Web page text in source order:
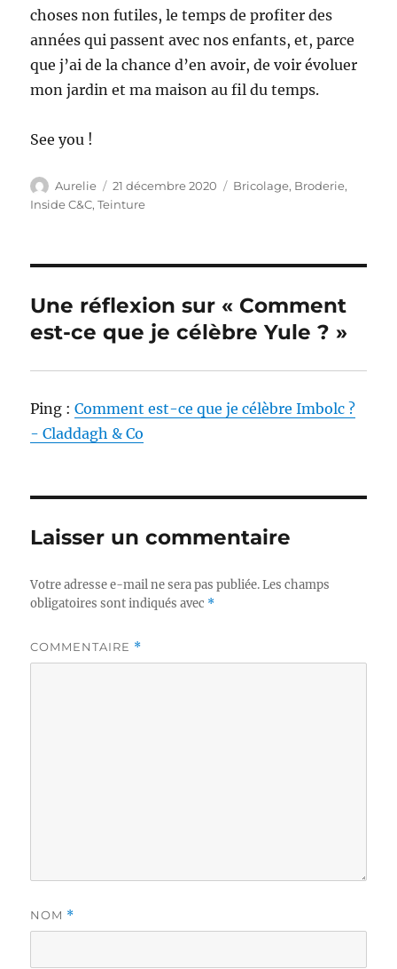
choses non futiles, le temps de profiter des
années qui passent avec nos enfants, et, parce
que j’ai de la chance d’en avoir, de voir évoluer
mon jardin et ma maison au fil du temps.
See you !
Auteur
Aurelie
Publié
le
21 décembre 2020 Catégories
Bricolage, Broderie,
Inside C&C,Teinture
Une réflexion sur « Comment
est-ce que je célèbre Yule ? »
Ping :Comment est-ce que je célèbre Imbolc ?
- Claddagh & Co
Laisser un commentaire
Votre adresse e-mail ne sera pas publiée. Les champs
obligatoires sont indiqués avec *
COMMENTAIRE *
NOM *